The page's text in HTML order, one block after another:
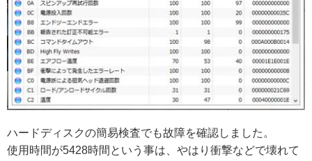
ハードディスクの簡易検査でも故障を確認しました。
使用時間が5428時間という事は、やはり衝撃などで壊れて